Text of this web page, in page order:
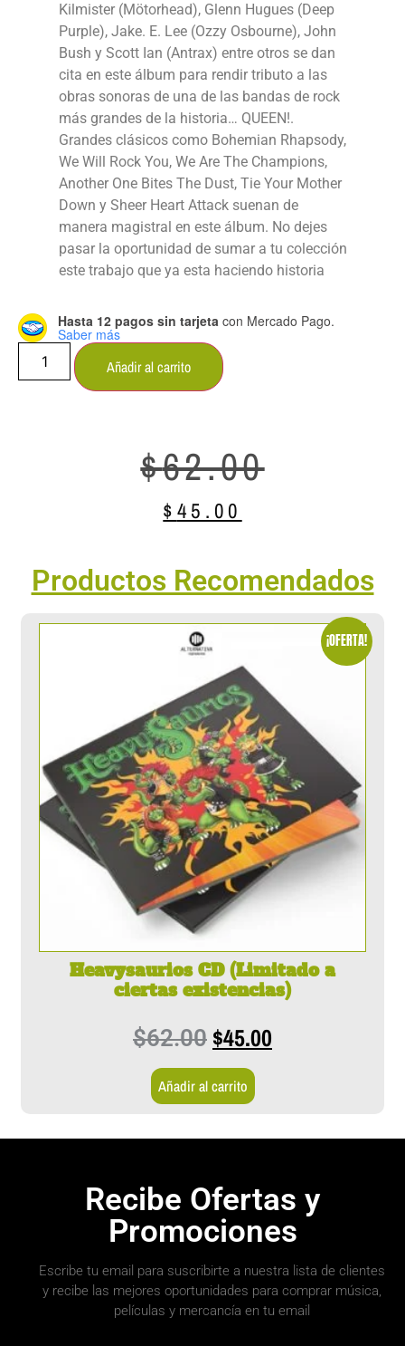
Kilmister (Mötorhead), Glenn Hugues (Deep
Purple), Jake. E. Lee (Ozzy Osbourne), John
Bush y Scott Ian (Antrax) entre otros se dan
cita en este álbum para rendir tributo a las
obras sonoras de una de las bandas de rock
más grandes de la historia… QUEEN!.
Grandes clásicos como Bohemian Rhapsody,
We Will Rock You, We Are The Champions,
Another One Bites The Dust, Tie Your Mother
Down y Sheer Heart Attack suenan de
manera magistral en este álbum. No dejes
pasar la oportunidad de sumar a tu colección
este trabajo que ya esta haciendo historia
Hasta 12 pagos sin tarjeta con Mercado Pago.
Saber más
Añadir al carrito
$62.00
$45.00
Productos Recomendados
¡OFERTA!
Heavysaurios CD (Limitado a
ciertas existencias)
$62.00 $45.00
Añadir al carrito
Recibe Ofertas y
Promociones
Escribe tu email para suscribirte a nuestra lista de clientes
y recibe las mejores oportunidades para comprar música,
películas y mercancía en tu email